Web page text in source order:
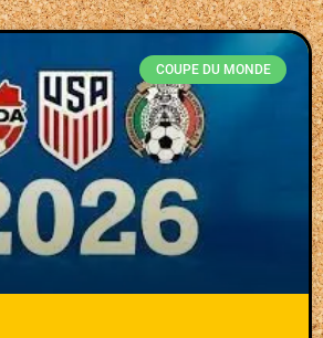
COUPE DU MONDE